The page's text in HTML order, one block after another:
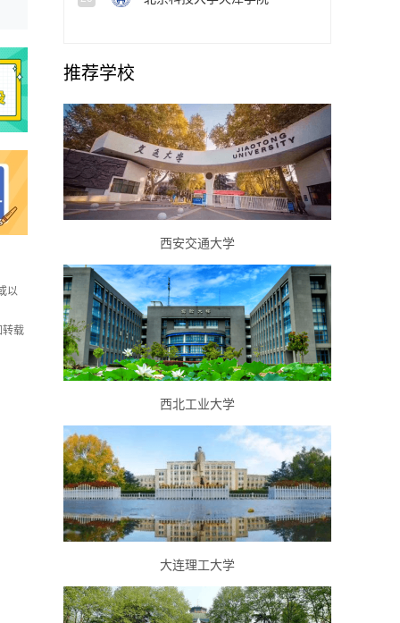
以
转载
推荐学校
西安交通大学
西北工业大学
大连理工大学